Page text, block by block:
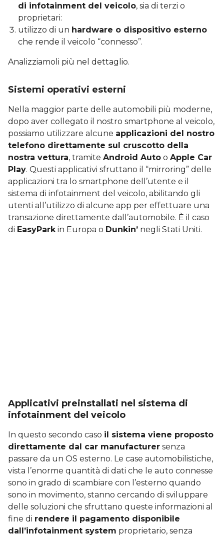
di infotainment del veicolo, sia di terzi o
proprietari:
utilizzo di un hardware o dispositivo esterno
che rende il veicolo “connesso”.
Analizziamoli più nel dettaglio.
Sistemi operativi esterni
Nella maggior parte delle automobili più moderne,
dopo aver collegato il nostro smartphone al veicolo,
possiamo utilizzare alcune applicazioni del nostro
telefono direttamente sul cruscotto della
nostra vettura, tramite Android Auto o Apple Car
Play. Questi applicativi sfruttano il “mirroring” delle
applicazioni tra lo smartphone dell’utente e il
sistema di infotainment del veicolo, abilitando gli
utenti all’utilizzo di alcune app per effettuare una
transazione direttamente dall’automobile. È il caso
di EasyParkin Europa o Dunkin’ negli Stati Uniti.
Applicativi preinstallati nel sistema di
infotainment del veicolo
In questo secondo caso il sistema viene proposto
direttamente dal car manufacturer senza
passare da un OS esterno. Le case automobilistiche,
vista l’enorme quantità di dati che le auto connesse
sono in grado di scambiare con l’esterno quando
sono in movimento, stanno cercando di sviluppare
delle soluzioni che sfruttano queste informazioni al
fine di rendere il pagamento disponibile
dall’infotainment system proprietario, senza